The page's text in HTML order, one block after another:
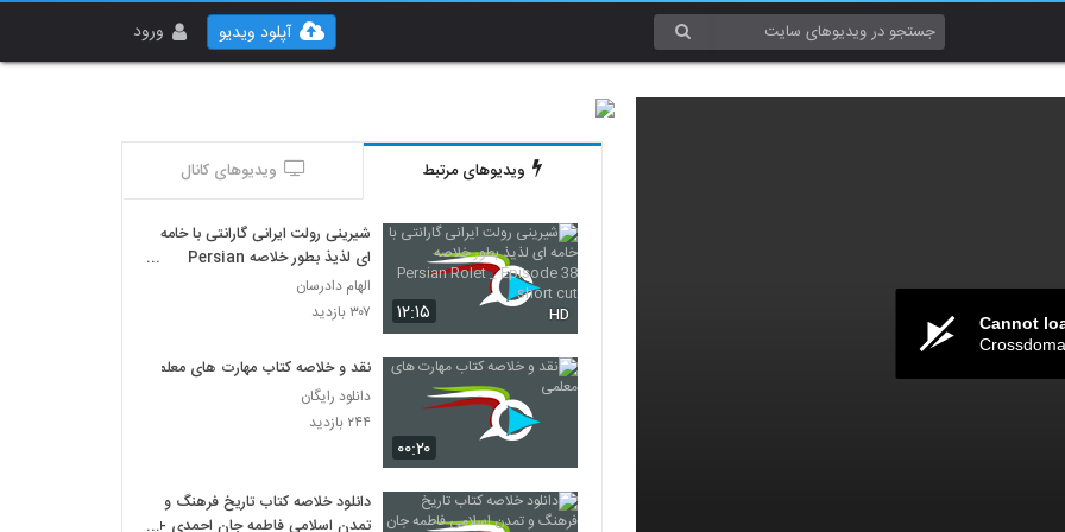
ورود آپلود ویدیو
Cannot
ویدیوهای مرتبط ویدیوهای کانال
۱۲:۱۵ HD
شیرینی رولت ایرانی گارانتی با خامه
ای لذیذ بطور خلاصه Persian
Rolet _ Episode 38 short cut
الهام دادرسان
۳۰۷ بازدید
۰۰:۲۰
نقد و خلاصه کتاب مهارت های معلمی
دانلود رایگان
۲۴۴ بازدید
دانلود خلاصه کتاب تاریخ فرهنگ و
تمدن اسلامی فاطمه جان احمدی +